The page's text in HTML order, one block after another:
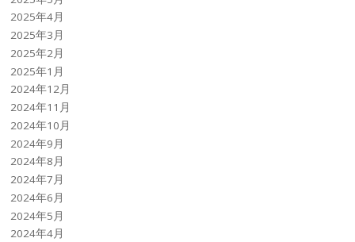
2025年4月
2025年3月
2025年2月
2025年1月
2024年12月
2024年11月
2024年10月
2024年9月
2024年8月
2024年7月
2024年6月
2024年5月
2024年4月